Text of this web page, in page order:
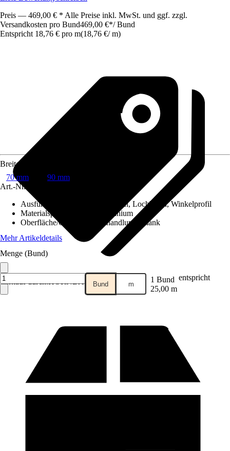
Preis — 469,00 € * Alle Preise inkl. MwSt. und ggf. zzgl.
Versandkosten pro Bund469,00 €*/ Bund
Entspricht 18,76 € pro m(18,76 €/ m)
Verkauf durch:HORNBACH
Breite
70 mm
90 mm
Art.-Nr.
Ausführung
Abgekantetes Blech, Lochblech, Winkelprofil
Materialspezifizierung
Aluminium
Oberfläche/Oberflächenbehandlung
Blank
Mehr Artikeldetails
Menge (Bund)
Bund m 1 Bund entspricht
25,00 m